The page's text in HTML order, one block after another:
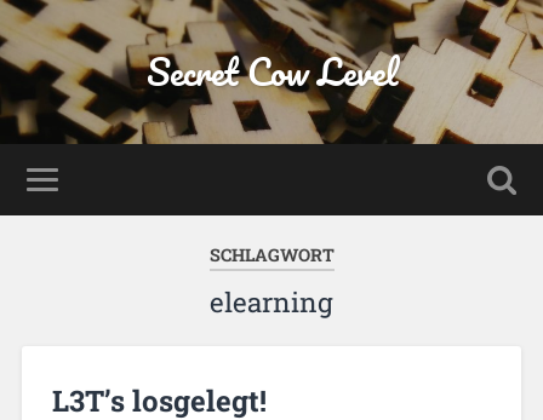
Secret Cow Level
SCHLAGWORT
elearning
L3T’s losgelegt!